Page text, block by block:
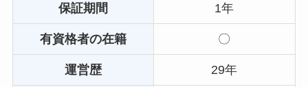
保証期間 1年
有資格者の在籍 〇
運営歴 29年